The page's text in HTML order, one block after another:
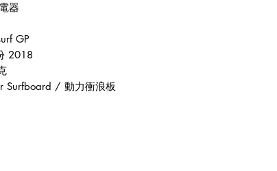
器
GP
2018
Surfboard / 動力衝浪板